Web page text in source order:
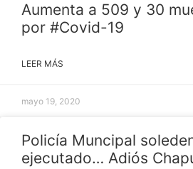
Aumenta a 509 y 30
por #Covid-19
LEER MÁS
mayo 19, 2020
Policía Muncipal
ejecutado… Adiós